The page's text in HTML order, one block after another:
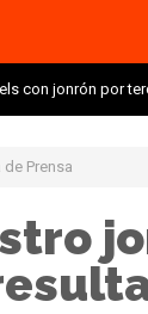
con jonrón por
de Prensa